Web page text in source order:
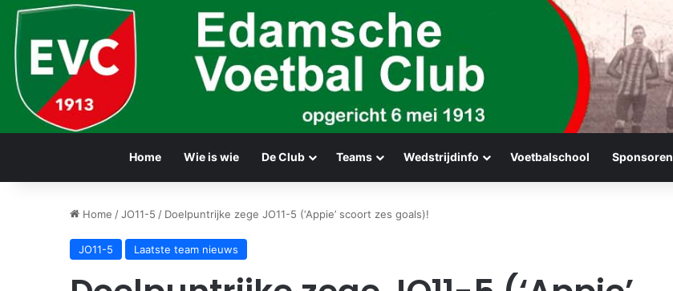
Home Wie is wie De Club Teams Wedstrijdinfo Voetbalschool Sponsoren
Home /JO11-5 / Doelpuntrijke zege JO11-5 (‘Appie’ scoort zes goals)!
JO11-5 Laatste team nieuws